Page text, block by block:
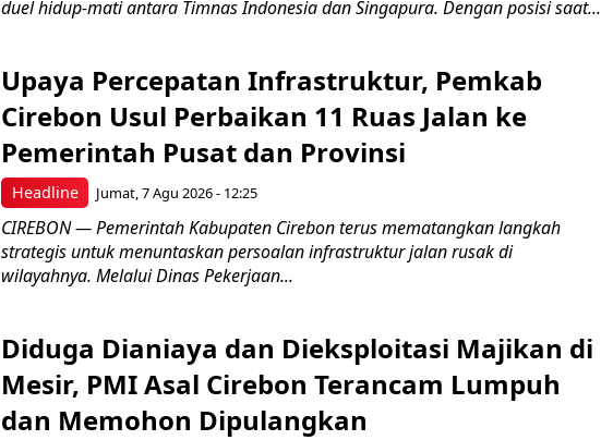
duel hidup-mati antara Timnas Indonesia dan Singapura. Dengan posisi saat...
Headline
Upaya Percepatan Infrastruktur, Pemkab
Cirebon Usul Perbaikan 11 Ruas Jalan ke
Pemerintah Pusat dan Provinsi
Jumat, 7 Agu 2026 - 12:25
CIREBON — Pemerintah Kabupaten Cirebon terus mematangkan langkah
strategis untuk menuntaskan persoalan infrastruktur jalan rusak di
wilayahnya. Melalui Dinas Pekerjaan...
Diduga Dianiaya dan Dieksploitasi Majikan di
Mesir, PMI Asal Cirebon Terancam Lumpuh
dan Memohon Dipulangkan